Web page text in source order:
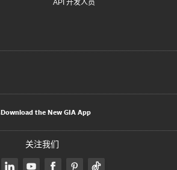
API 开发人员
Download the New GIA App
关注我们